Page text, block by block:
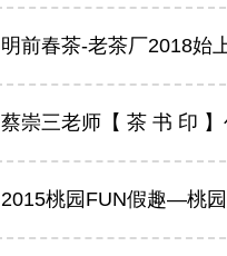
明前春茶-老茶厂2018始
蔡崇三老师【 茶 书 印
2015桃园FUN假趣—桃